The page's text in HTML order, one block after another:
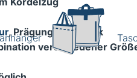
, Prägung oder Stick
verschiedener